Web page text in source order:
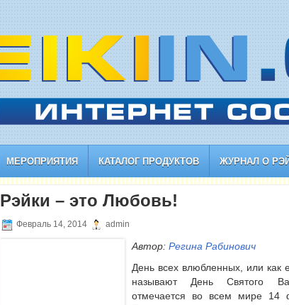
МЕРОПРИЯТИЯ КАТАЛОГ ПРОДУКТОВ ЖУРНАЛ О
Рэйки – это Любовь!
Февраль 14, 2014 admin
Автор: Регина Рабинович
День всех влюбленных, или как
называют День Святого
отмечается во всем мире 14